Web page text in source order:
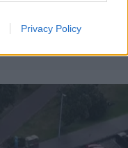
Privacy Policy
9 Reaper έγιναν